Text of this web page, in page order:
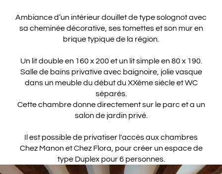
Ambiance d’un intérieur douillet de type solognot avec
sa cheminée décorative, ses tomettes et son mur en
brique typique de la région.
Un lit double en 160 x 200 et un lit simple en 80 x 190.
Salle de bains privative avec baignoire, jolie vasque
dans un meuble du début du XXème siècle et WC
séparés.
Cette chambre donne directement sur le parc et a un
salon de jardin privé.
Il est possible de privatiser l'accès aux chambres
Chez Manon et Chez Flora, pour créer un espace de
type Duplex pour 6 personnes.